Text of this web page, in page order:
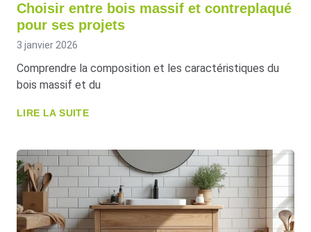
Choisir entre bois massif et contreplaqué
pour ses projets
3 janvier 2026
Comprendre la composition et les caractéristiques du
bois massif et du
LIRE LA SUITE